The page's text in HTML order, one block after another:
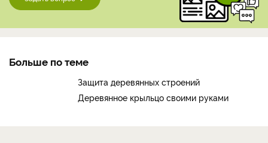
Больше по теме
Защита деревянных строений
Деревянное крыльцо своими руками